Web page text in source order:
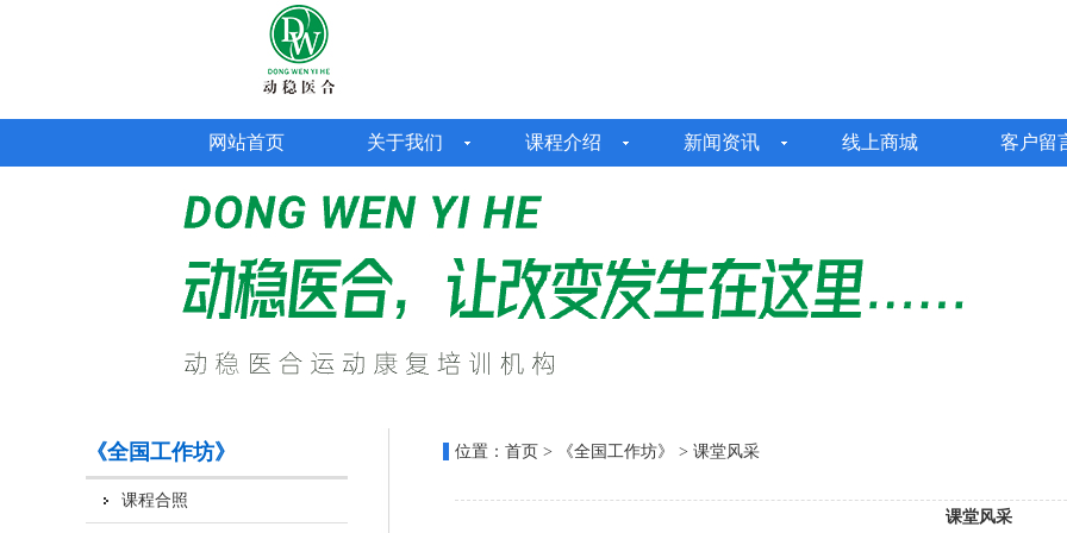
网站首页 关于我们 课程介绍 新闻资讯 线上商城 客户留
《全国工作坊》
课程合照
位置： 首页 > 《全国工作坊》 > 课堂风采
课堂风采